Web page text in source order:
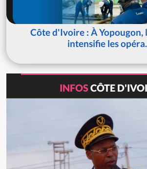
Côte d'Ivoire : À Yopougon,
intensifie les
INFOSCÔTE